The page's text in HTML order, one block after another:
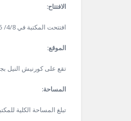
الافتتاح:
افتتحت المكتبة في 4/8/ 2005
الموقع:
تقع على كورنيش النيل
المساحة:
تبلغ المساحة الكلية للمكتبة 2625 مترًا مربعًا، كما تبلغ مساحة المسرح المكشوف 650 مترًا